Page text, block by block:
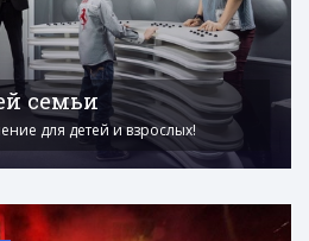
семьи
для детей и взрослых!